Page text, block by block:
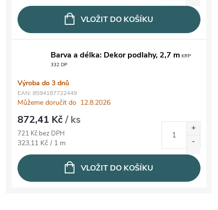
VLOŽIT DO KOŠÍKU
Barva a délka: Dekor podlahy, 2,7 m KRP
332 DP
Výroba do 3 dnů
EAN: 8594187722449
Můžeme doručit do 12.8.2026
872,41 Kč/ ks
721 Kč bez DPH
Měrná cena:
323,11 Kč / 1 m
VLOŽIT DO KOŠÍKU